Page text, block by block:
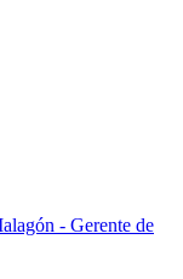
- Gerente de